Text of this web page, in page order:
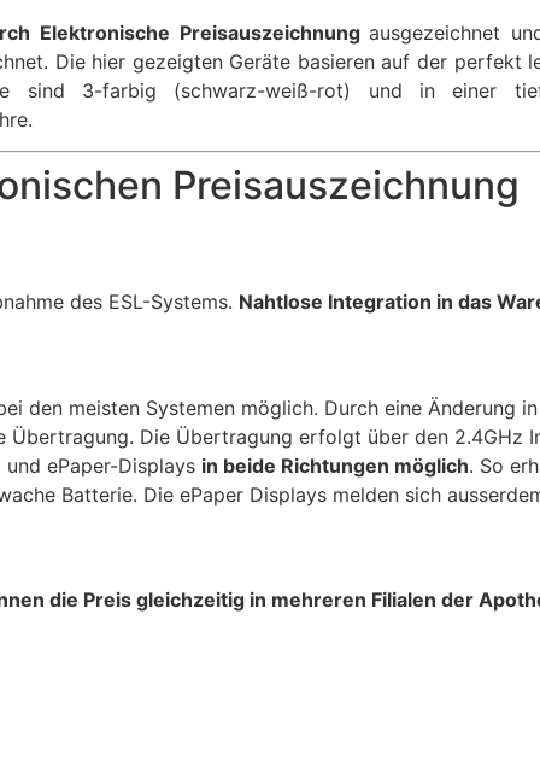
Elektronische Preisauszeichnungausgezeichnet
Die hier gezeigten Geräte basieren auf der perfekt
sind 3-farbig (schwarz-weiß-rot) und in einer
Preisauszeichnung
des ESL-Systems. Nahtlose Integration in das
den meisten Systemen möglich. Durch eine Änderung
Die Übertragung erfolgt über den 2.4GHz
ePaper-Displays in beide Richtungen möglich. So
Batterie. Die ePaper Displays melden sich
die Preis gleichzeitig in mehreren Filialen der